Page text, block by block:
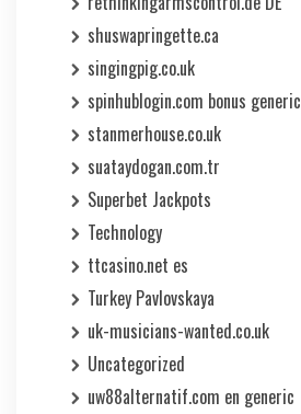
shuswapringette.ca
singingpig.co.uk
spinhublogin.com bonus generic
stanmerhouse.co.uk
suataydogan.com.tr
Superbet Jackpots
Technology
ttcasino.net es
Turkey Pavlovskaya
uk-musicians-wanted.co.uk
Uncategorized
uw88alternatif.com en generic